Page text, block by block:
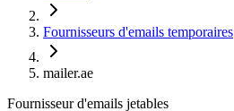
Fournisseurs d'emails temporaires
mailer.ae
Fournisseur d'emails jetables